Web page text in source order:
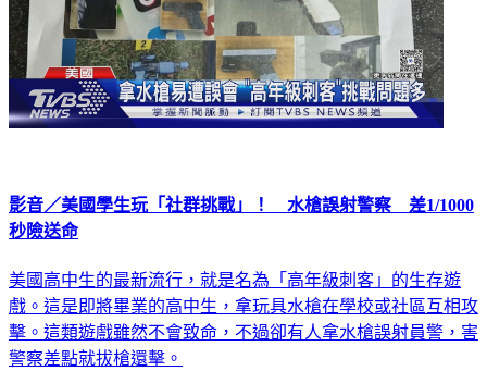
影音／美國學生玩「社群挑戰」！ 水槍誤射警察 差1/1000
美國高中生的最新流行，就是名為「高年級刺客」的生存遊
戲。這是即將畢業的高中生，拿玩具水槍在學校或社區互相攻
擊。這類遊戲雖然不會致命，不過卻有人拿水槍誤射員警，害